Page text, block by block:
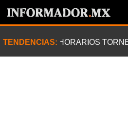
TENDENCIAS: HORARIOS